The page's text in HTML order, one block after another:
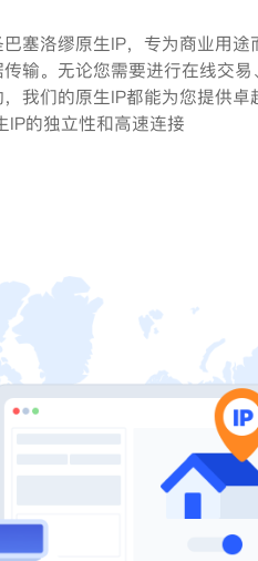
塞洛缪原生IP，专为商业用途
输。无论您需要进行在线交易
我们的原生IP都能为您提供卓
IP的独立性和高速连接